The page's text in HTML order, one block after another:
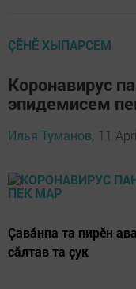
ÇӖНӖ ХЫПАРСЕМ
Коронавирус
эпидемисем
Илья Туманов, 11
Ҫавӑнпа та пирӗн
сӑлтав та ҫук